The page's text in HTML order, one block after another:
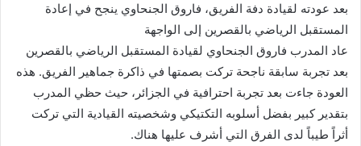
بعد عودته لقيادة دفة الفريق، فاروق الجنحاوي ينجح في إعادة
المستقبل الرياضي بالقصرين إلى الواجهة
عاد المدرب فاروق الجنحاوي لقيادة المستقبل الرياضي بالقصرين
بعد تجربة سابقة ناجحة تركت بصمتها في ذاكرة جماهير الفريق. هذه
العودة جاءت بعد تجربة احترافية في الجزائر، حيث حظي المدرب
بتقدير كبير بفضل أسلوبه التكتيكي وشخصيته القيادية التي تركت
أثراً طيباً لدى الفرق التي أشرف عليها هناك.